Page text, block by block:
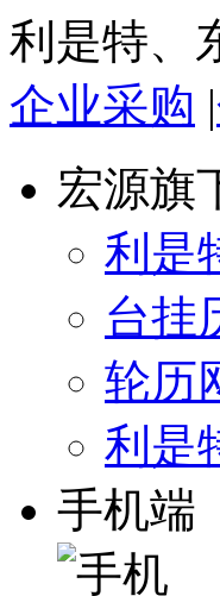
利是特、
企业采购 |
宏源旗
利是
台挂
轮历
利是
手机端